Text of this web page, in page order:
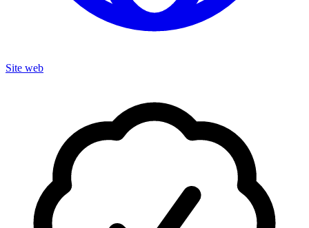
Site web